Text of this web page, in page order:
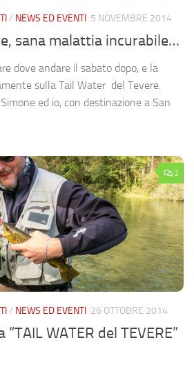
/ NEWS ED EVENTI 5 NOVEMBRE 2014
sana malattia incurabile…
dove andare il sabato dopo, e la
sulla Tail Water del Tevere.
ed io, con destinazione a San
2
/ NEWS ED EVENTI 26 OTTOBRE 2014
WATER del TEVERE”